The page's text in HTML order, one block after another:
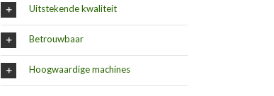
Uitstekende kwaliteit
Betrouwbaar
Hoogwaardige machines